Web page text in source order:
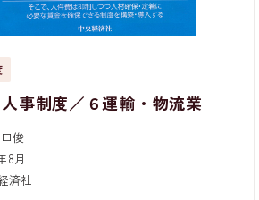
事制度／６運輸・物流業
俊一
8月
済社